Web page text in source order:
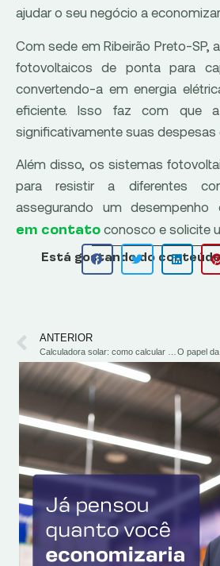
ajudar o seu negócio a
Com sede em Ribeirão Preto-SP,
fotovoltaicos de ponta para
convertendo-a em energia
eficiente. Isso faz com que a
significativamente suas despesas
Além disso, os sistemas
para resistir a diferentes
assegurando um desempenho
em contato conosco e solicite
Está gostando do
ANTERIOR